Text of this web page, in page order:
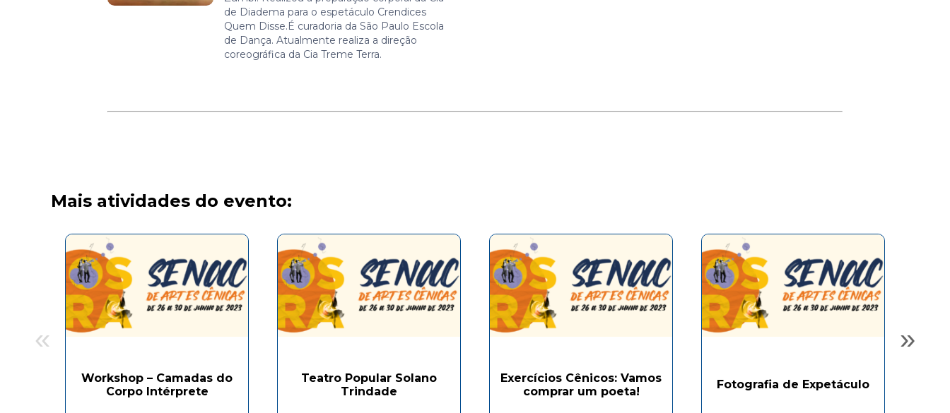
de Diadema para o espetáculo Crendices
Quem Disse.É curadoria da São Paulo Escola
de Dança. Atualmente realiza a direção
coreográfica da Cia Treme Terra.
Mais atividades do evento:
Workshop – Camadas do
Corpo Intérprete
Teatro Popular Solano
Trindade
Exercícios Cênicos: Vamos
comprar um poeta!
Fotografia de Expetáculo
« »